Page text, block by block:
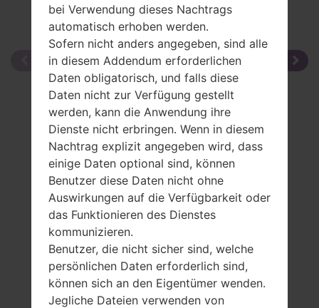
bei Verwendung dieses Nachtrags
automatisch erhoben werden.
Sofern nicht anders angegeben, sind alle
in diesem Addendum erforderlichen
Daten obligatorisch, und falls diese
Daten nicht zur Verfügung gestellt
werden, kann die Anwendung ihre
Dienste nicht erbringen. Wenn in diesem
Nachtrag explizit angegeben wird, dass
einige Daten optional sind, können
Benutzer diese Daten nicht ohne
Auswirkungen auf die Verfügbarkeit oder
das Funktionieren des Dienstes
kommunizieren.
Benutzer, die nicht sicher sind, welche
persönlichen Daten erforderlich sind,
können sich an den Eigentümer wenden.
Jegliche Dateien verwenden von